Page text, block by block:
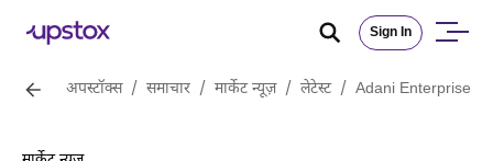
Sign In
अपस्टॉक्स / समाचार / मार्केट न्यूज़ / लेटेस्ट / Adani Enterprises के